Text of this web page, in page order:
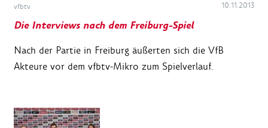
vfbtv 10.11.2013
Die Interviews nach dem Freiburg-Spiel
Nach der Partie in Freiburg äußerten sich die VfB
Akteure vor dem vfbtv-Mikro zum Spielverlauf.